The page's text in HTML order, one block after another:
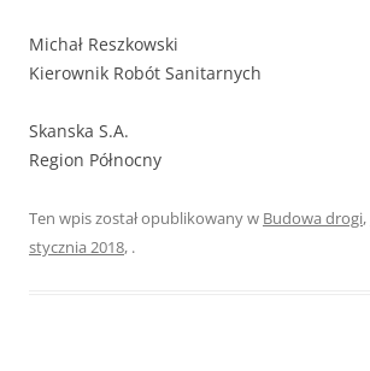
Michał Reszkowski
Kierownik Robót Sanitarnych
Skanska S.A.
Region Północny
Ten wpis został opublikowany w Budowa drogi,
stycznia 2018, .